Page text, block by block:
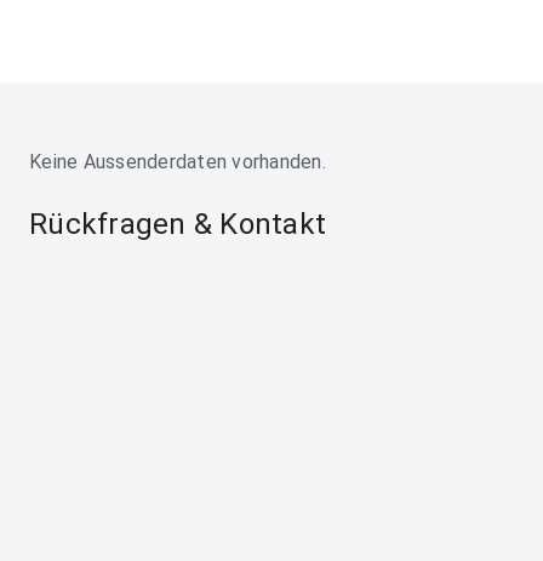
Keine Aussenderdaten vorhanden.
Rückfragen & Kontakt